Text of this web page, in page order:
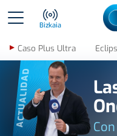
Bizkaia
Caso Plus Ultra
ACTUALIDAD